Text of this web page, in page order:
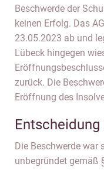
Beschwerde der
keinen Erfolg. Das
23.05.2023 ab und
Lübeck hingegen
zurück. Die
Eröffnung des
Entscheidung
Die Beschwerde
unbegründet gemäß